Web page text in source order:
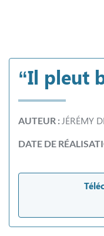
“Il pleut
AUTEUR :JÉRÉMY
DATE DE